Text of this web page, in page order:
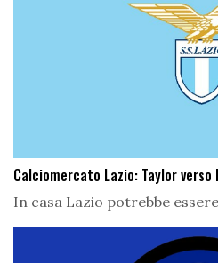
Calciomercato Lazio: Taylor verso
In casa Lazio potrebbe